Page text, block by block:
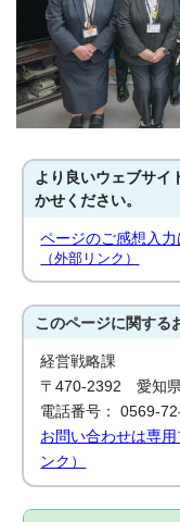
より良いウェブサイ
かせください。
ページのご感想入力
（外部リンク）
このページに関する
経営戦略課
〒470-2392 愛知
電話番号： 0569-
お問い合わせは専
ンク）